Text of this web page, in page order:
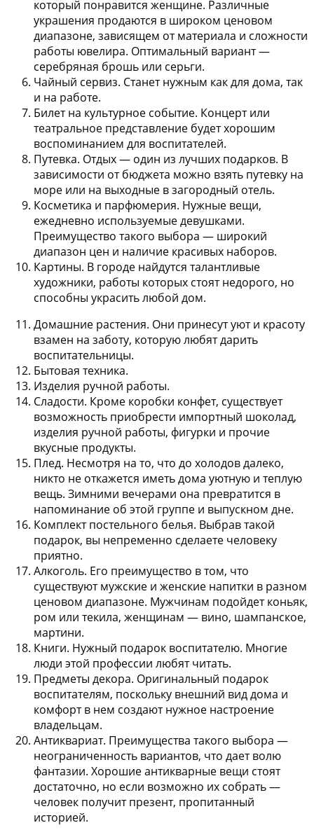
который понравится женщине. Различные
украшения продаются в широком ценовом
диапазоне, зависящем от материала и сложности
работы ювелира. Оптимальный вариант —
серебряная брошь или серьги.
Чайный сервиз. Станет нужным как для дома, так
и на работе.
Билет на культурное событие. Концерт или
театральное представление будет хорошим
воспоминанием для воспитателей.
Путевка. Отдых — один из лучших подарков. В
зависимости от бюджета можно взять путевку на
море или на выходные в загородный отель.
Косметика и парфюмерия. Нужные вещи,
ежедневно используемые девушками.
Преимущество такого выбора — широкий
диапазон цен и наличие красивых наборов.
Картины. В городе найдутся талантливые
художники, работы которых стоят недорого, но
способны украсить любой дом.
Домашние растения. Они принесут уют и красоту
взамен на заботу, которую любят дарить
воспитательницы.
Бытовая техника.
Изделия ручной работы.
Сладости. Кроме коробки конфет, существует
возможность приобрести импортный шоколад,
изделия ручной работы, фигурки и прочие
вкусные продукты.
Плед. Несмотря на то, что до холодов далеко,
никто не откажется иметь дома уютную и теплую
вещь. Зимними вечерами она превратится в
напоминание об этой группе и выпускном дне.
Комплект постельного белья. Выбрав такой
подарок, вы непременно сделаете человеку
приятно.
Алкоголь. Его преимущество в том, что
существуют мужские и женские напитки в разном
ценовом диапазоне. Мужчинам подойдет коньяк,
ром или текила, женщинам — вино, шампанское,
мартини.
Книги. Нужный подарок воспитателю. Многие
люди этой профессии любят читать.
Предметы декора. Оригинальный подарок
воспитателям, поскольку внешний вид дома и
комфорт в нем создают нужное настроение
владельцам.
Антиквариат. Преимущества такого выбора —
неограниченность вариантов, что дает волю
фантазии. Хорошие антикварные вещи стоят
достаточно, но если возможно их собрать —
человек получит презент, пропитанный
историей.